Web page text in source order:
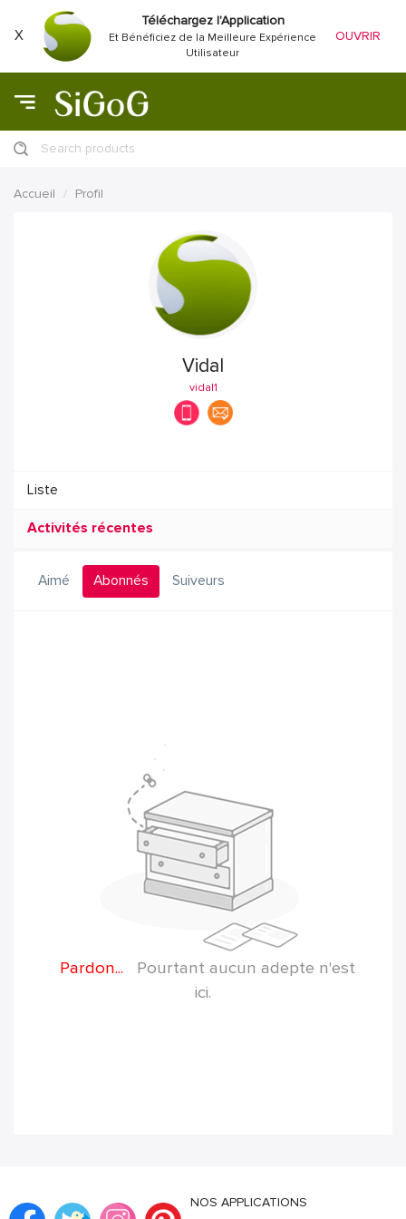
X
Téléchargez l'Application
Et Bénéficiez de la Meilleure Expérience
Utilisateur
OUVRIR
Search products
Accueil Profil
Vidal
vidal1
Liste
Activités récentes
Aimé Abonnés Suiveurs
Pardon...
Pourtant aucun adepte n'est
ici.
NOS APPLICATIONS